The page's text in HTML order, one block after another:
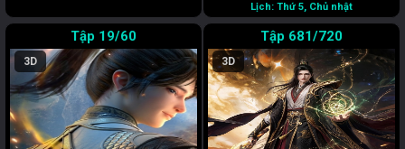
Lịch: Thứ 5, Chủ nhật
19/60
3D
681/720
3D
2 ngày trước TRẢ LỜI
mxh ở đây k dùng dc à ta.kích vào nó sang 1 link
khác
#16391chilang tran (Lv.8 - 43% / Luyện Khí Kỳ Tầng 7)
2 ngày trước TRẢ LỜI